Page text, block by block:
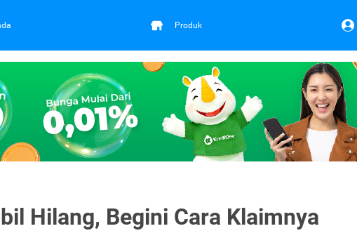
Produk
Hilang, Begini Cara Klaimnya